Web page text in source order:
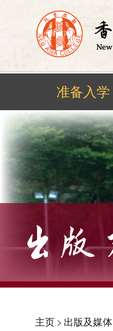
Skip
content
准备入学
主页> 出版及媒体